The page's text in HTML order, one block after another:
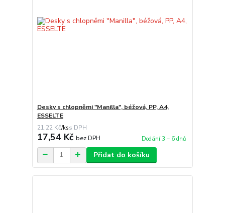
Desky s chlopněmi "Manilla", béžová, PP, A4,
ESSELTE
21,22 Kč/ks
17,54 Kč bez DPH Dodání 3 – 6 dnů
Přidat do košíku